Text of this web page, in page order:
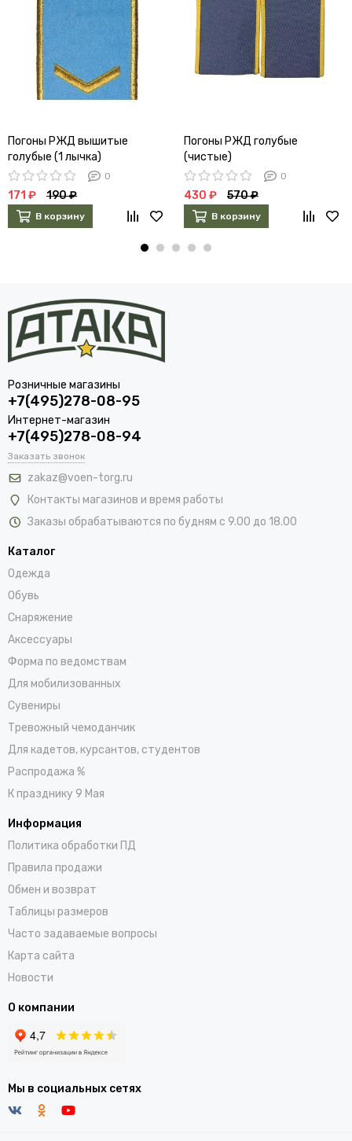
Погоны РЖД вышитые
голубые (1 лычка)
0
171 ₽ 190 ₽
В корзину
Погоны РЖД голубые
(чистые)
0
430 ₽ 570 ₽
В корзину
Розничные магазины
+7(495)278-08-95
Интернет-магазин
+7(495)278-08-94
Заказать звонок
zakaz@voen-torg.ru
Контакты магазинов и время работы
Заказы обрабатываются по будням с 9.00 до 18.00
Каталог
Одежда
Обувь
Снаряжение
Аксессуары
Форма по ведомствам
Для мобилизованных
Сувениры
Тревожный чемоданчик
Для кадетов, курсантов, студентов
Распродажа %
К празднику 9 Мая
Информация
Политика обработки ПД
Правила продажи
Обмен и возврат
Таблицы размеров
Часто задаваемые вопросы
Карта сайта
Новости
О компании
Мы в социальных сетях